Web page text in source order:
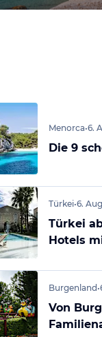
Menorca•6.
Die 9
Türkei•6.
Türkei
Hotels
Burgenland•
Von